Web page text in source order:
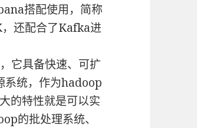
搭配使用，简称
还配合了Kafka进
它具备快速、可扩
系统，作为hadoop
的特性就是可以实
的批处理系统、